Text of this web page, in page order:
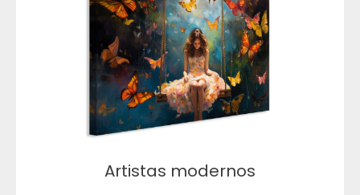
Artistas modernos